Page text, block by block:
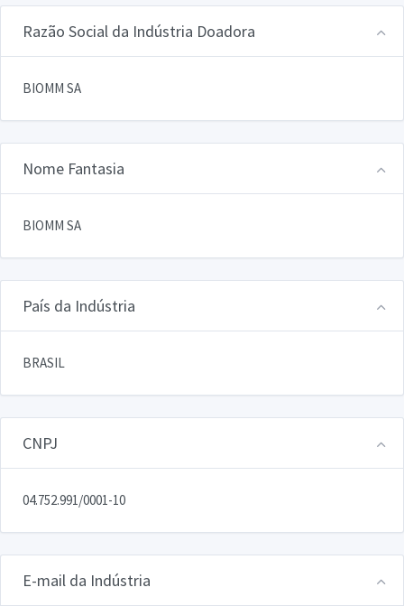
Razão Social da Indústria Doadora
BIOMM SA
Nome Fantasia
BIOMM SA
País da Indústria
BRASIL
CNPJ
04.752.991/0001-10
E-mail da Indústria